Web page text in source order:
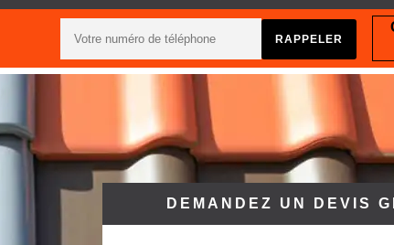
DEMANDEZ UN DEVIS